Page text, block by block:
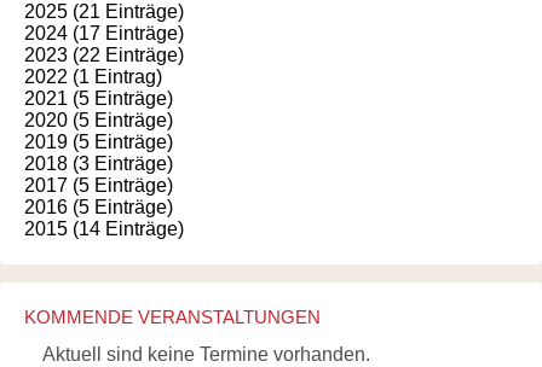
2025 (21 Einträge)
2024 (17 Einträge)
2023 (22 Einträge)
2022 (1 Eintrag)
2021 (5 Einträge)
2020 (5 Einträge)
2019 (5 Einträge)
2018 (3 Einträge)
2017 (5 Einträge)
2016 (5 Einträge)
2015 (14 Einträge)
KOMMENDE VERANSTALTUNGEN
Aktuell sind keine Termine vorhanden.